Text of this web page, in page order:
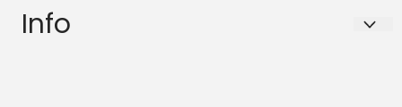
3735 Skien
Salgsbetingelser
Info